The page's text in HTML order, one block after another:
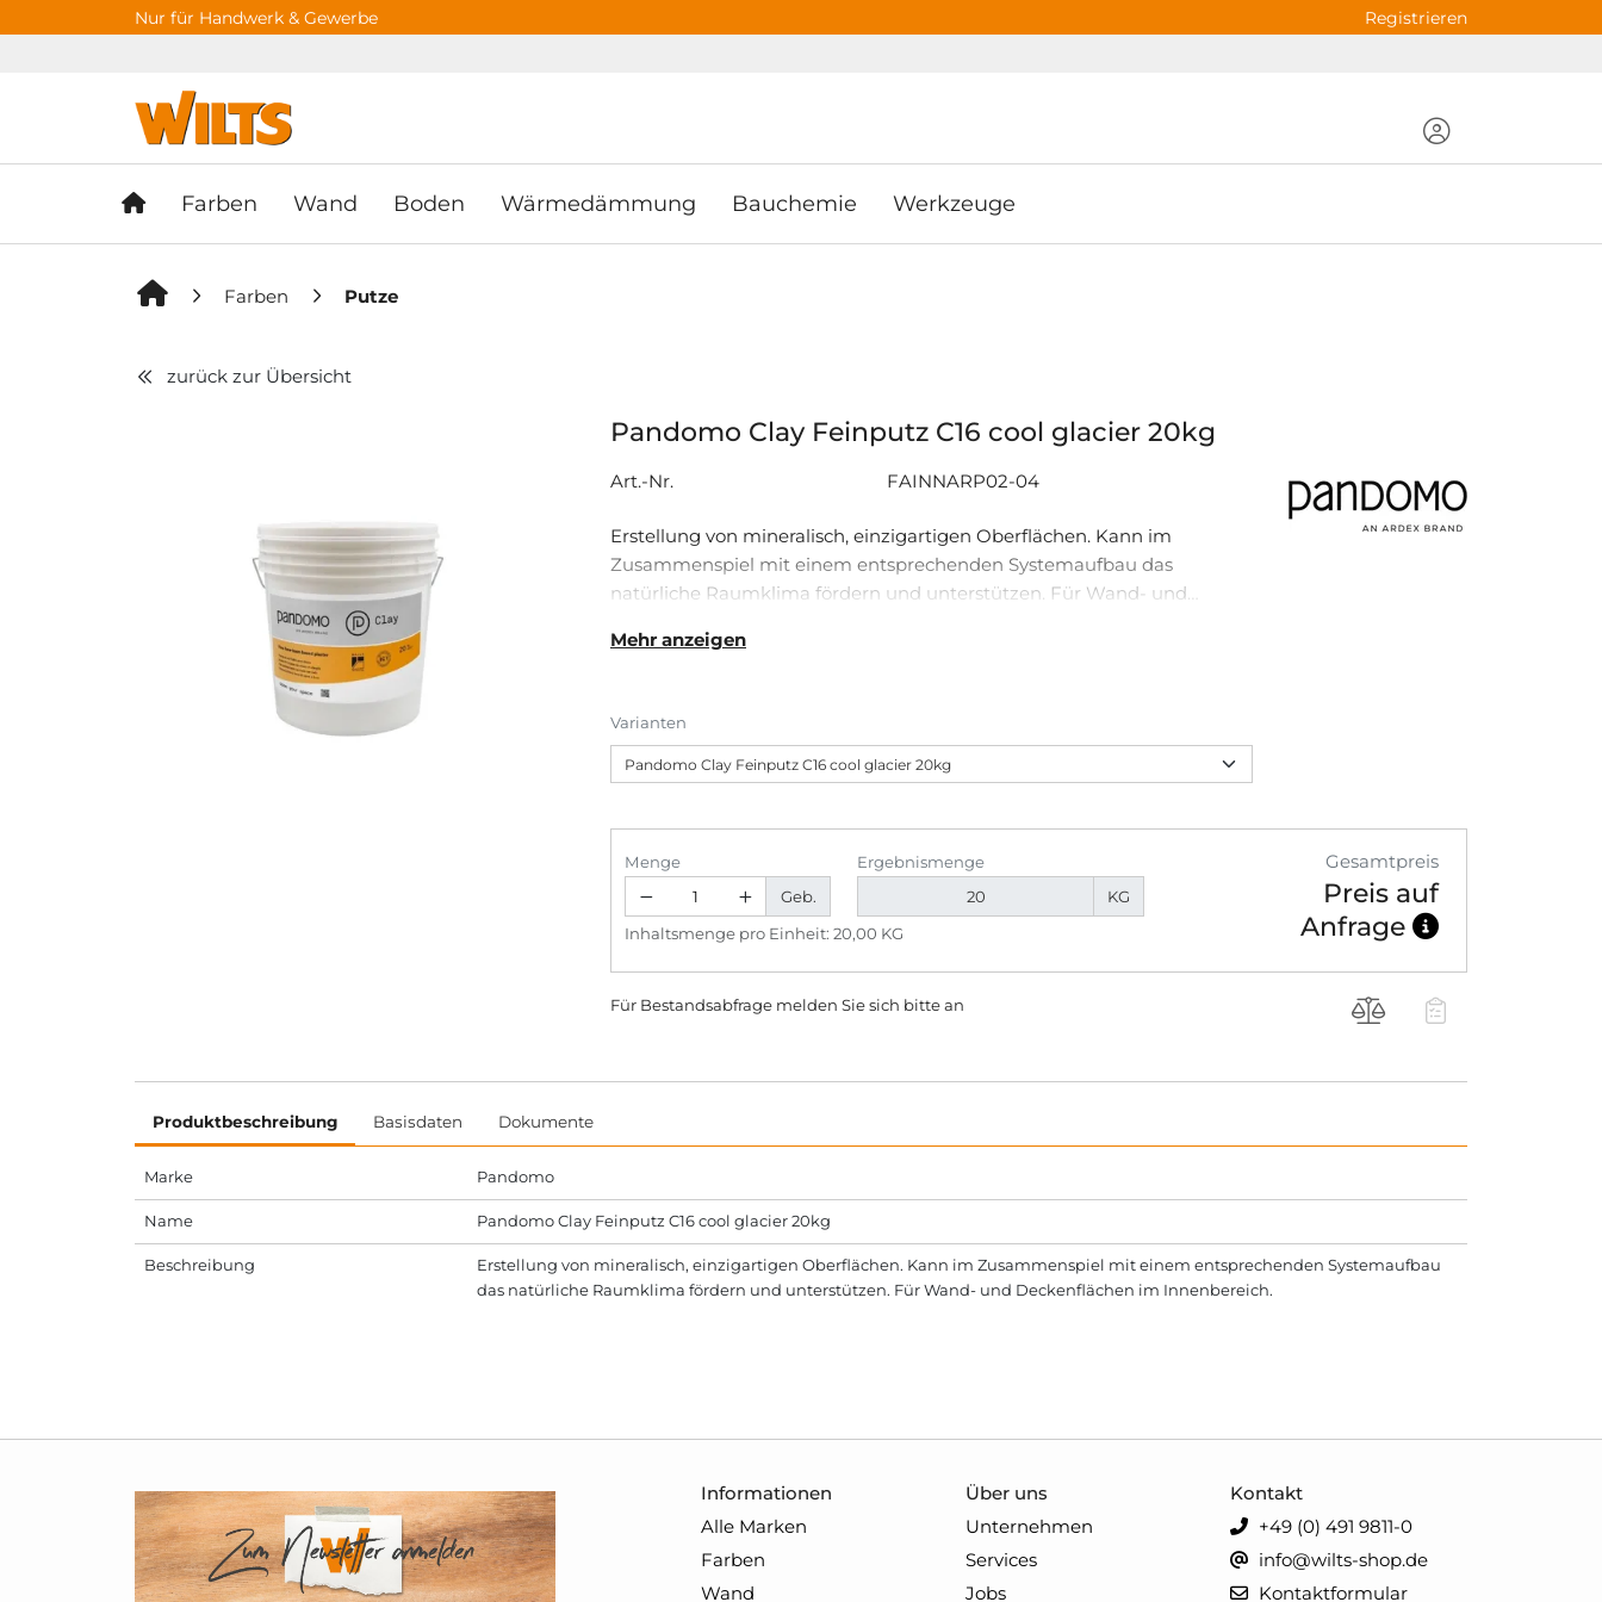
Springe zu Hauptinhalt Springe zum Header
Nur für Handwerk & Gewerbe Registrieren
Farben Wand Boden Wärmedämmung Bauchemie Werkzeuge
Farben Putze
zurück zur Übersicht
Pandomo Clay Feinputz C16 cool glacier 20kg
Art.-Nr. FAINNARP02-04
Erstellung von mineralisch, einzigartigen Oberflächen. Kann im
Zusammenspiel mit einem entsprechenden Systemaufbau das
natürliche Raumklima fördern und unterstützen. Für Wand- und
Mehr anzeigen
Varianten
Menge
Geb.
Ergebnismenge
KG
Inhaltsmenge pro Einheit: 20,00 KG
Gesamtpreis
Preis auf
Anfrage
Für Bestandsabfrage melden Sie sich bittean
Produktbeschreibung Basisdaten Dokumente
Marke Pandomo
Name Pandomo Clay Feinputz C16 cool glacier 20kg
Beschreibung
Erstellung von mineralisch, einzigartigen Oberflächen. Kann im Zusammenspiel mit einem entsprechenden Systemaufbau
das natürliche Raumklima fördern und unterstützen. Für Wand- und Deckenflächen im Innenbereich.
Informationen
Alle Marken
Farben
Wand
Über uns
Unternehmen
Services
Jobs
Kontakt
+49 (0) 491 9811-0
info@wilts-shop.de
Kontaktformular